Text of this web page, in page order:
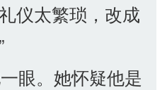
仪太繁琐，改成
眼。她怀疑他是